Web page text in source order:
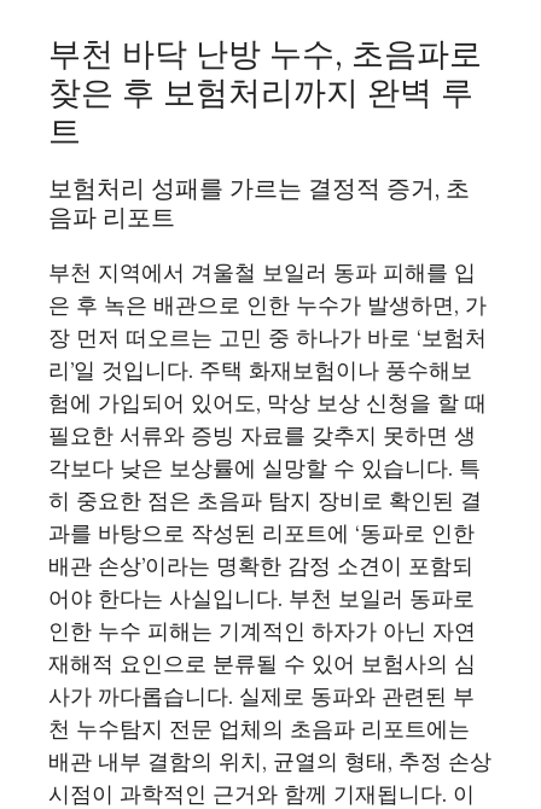
부천 바닥 난방 누수, 초음파로
찾은 후 보험처리까지 완벽 루
트
보험처리 성패를 가르는 결정적 증거, 초
음파 리포트
부천 지역에서 겨울철 보일러 동파 피해를 입
은 후 녹은 배관으로 인한 누수가 발생하면, 가
장 먼저 떠오르는 고민 중 하나가 바로 ‘보험처
리’일 것입니다. 주택 화재보험이나 풍수해보
험에 가입되어 있어도, 막상 보상 신청을 할 때
필요한 서류와 증빙 자료를 갖추지 못하면 생
각보다 낮은 보상률에 실망할 수 있습니다. 특
히 중요한 점은 초음파 탐지 장비로 확인된 결
과를 바탕으로 작성된 리포트에 ‘동파로 인한
배관 손상’이라는 명확한 감정 소견이 포함되
어야 한다는 사실입니다. 부천 보일러 동파로
인한 누수 피해는 기계적인 하자가 아닌 자연
재해적 요인으로 분류될 수 있어 보험사의 심
사가 까다롭습니다. 실제로 동파와 관련된 부
천 누수탐지 전문 업체의 초음파 리포트에는
배관 내부 결함의 위치, 균열의 형태, 추정 손상
시점이 과학적인 근거와 함께 기재됩니다. 이